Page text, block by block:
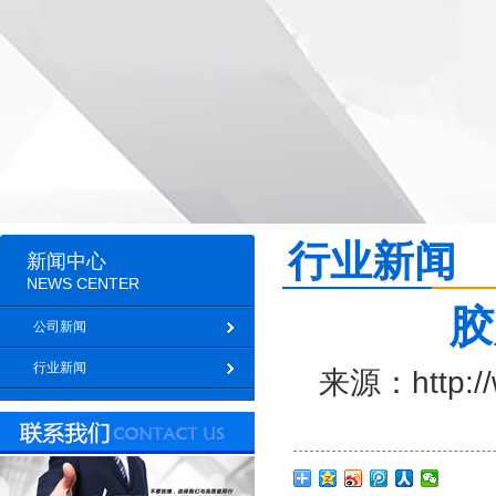
新闻中心
NEWS CENTER
公司新闻
行业新闻
行业新闻
来源：